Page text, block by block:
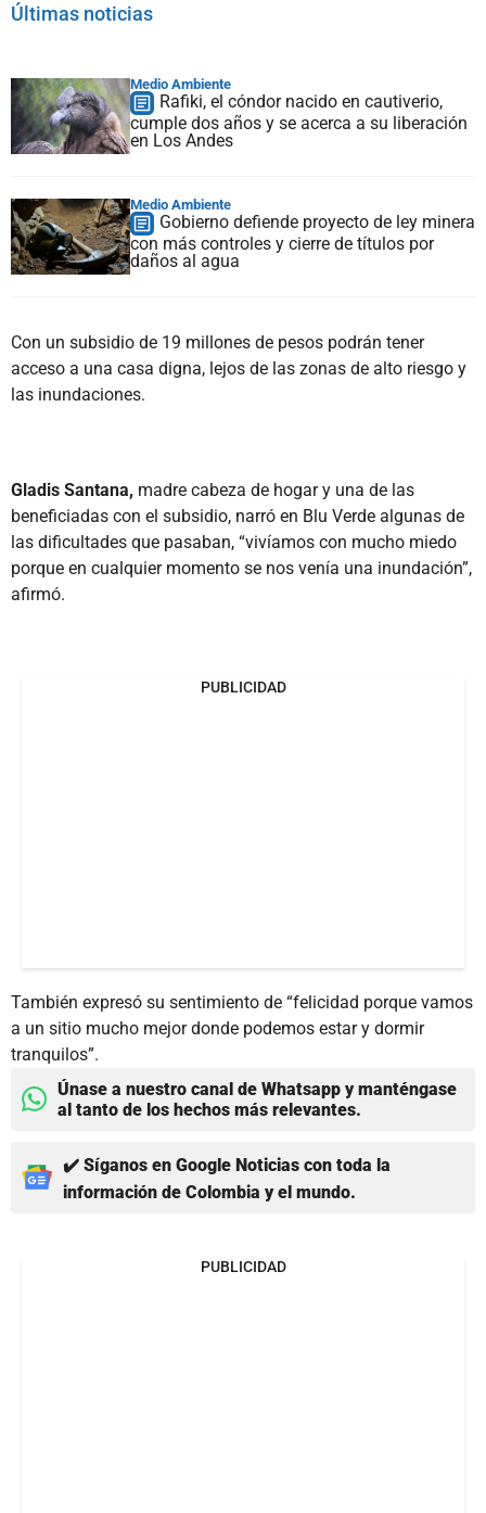
Últimas noticias
Medio Ambiente
Rafiki, el cóndor nacido en cautiverio,
cumple dos años y se acerca a su liberación
en Los Andes
Medio Ambiente
Gobierno defiende proyecto de ley minera
con más controles y cierre de títulos por
daños al agua
Con un subsidio de 19 millones de pesos podrán tener
acceso a una casa digna, lejos de las zonas de alto riesgo y
las inundaciones.
Gladis Santana, madre cabeza de hogar y una de las
beneficiadas con el subsidio, narró en Blu Verde algunas de
las dificultades que pasaban, “vivíamos con mucho miedo
porque en cualquier momento se nos venía una inundación”,
afirmó.
PUBLICIDAD
También expresó su sentimiento de “felicidad porque vamos
a un sitio mucho mejor donde podemos estar y dormir
tranquilos”.
Únase a nuestro canal de Whatsapp y manténgase
al tanto de los hechos más relevantes.
✔️ Síganos en Google Noticias con toda la
información de Colombia y el mundo.
PUBLICIDAD